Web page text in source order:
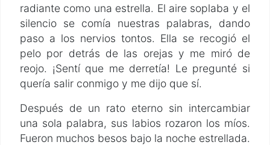
radiante como una estrella. El aire soplaba y el
silencio se comía nuestras palabras, dando
paso a los nervios tontos. Ella se recogió el
pelo por detrás de las orejas y me miró de
reojo. ¡Sentí que me derretía! Le pregunté si
quería salir conmigo y me dijo que sí.
Después de un rato eterno sin intercambiar
una sola palabra, sus labios rozaron los míos.
Fueron muchos besos bajo la noche estrellada.